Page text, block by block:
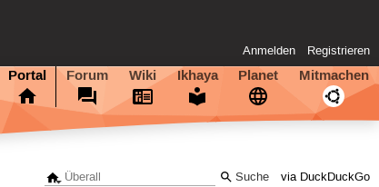
Anmelden Registrieren
Portal Forum Wiki Ikhaya Planet Mitmachen
via DuckDuckGo